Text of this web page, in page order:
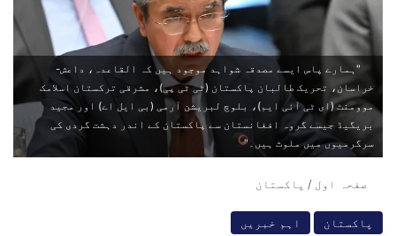
"ہمارے پاس ایسے مصدقہ شواہد موجود ہیں کہ القاعدہ، داعش-
خراسان، تحریک طالبان پاکستان (ٹی ٹی پی)، مشرقی ترکستان اسلامک
موومنٹ (ای ٹی آئی ایم)، بلوچ لبریشن آرمی (بی ایل اے) اور مجید
بریگیڈ جیسے گروہ افغانستان سے پاکستان کے اندر دہشت گردی کی
سرگرمیوں میں ملوث ہیں۔"
صفحہ اول / پاکستان
پاکستان اہم خبریں